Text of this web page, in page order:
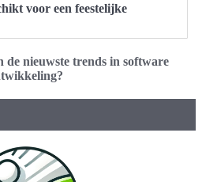
voor een feestelijke
de nieuwste trends in software